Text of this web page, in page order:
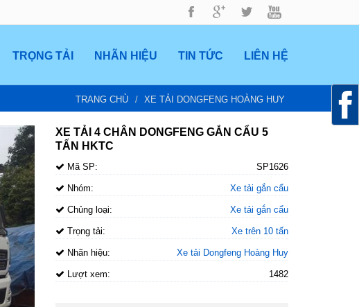
TRỌNG TẢI NHÃN HIỆU TIN TỨC LIÊN HỆ
TRANG CHỦ XE TẢI DONGFENG HOÀNG HUY
XE TẢI 4 CHÂN DONGFENG GẮN CẨU 5
TẤN HKTC
Mã SP: SP1626
Nhóm: Xe tải gắn cẩu
Chủng loại: Xe tải gắn cẩu
Trọng tải: Xe trên 10 tấn
Nhãn hiệu: Xe tải Dongfeng Hoàng Huy
Lượt xem: 1482